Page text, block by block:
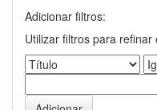
Adicionar filtros:
Utilizar filtros para